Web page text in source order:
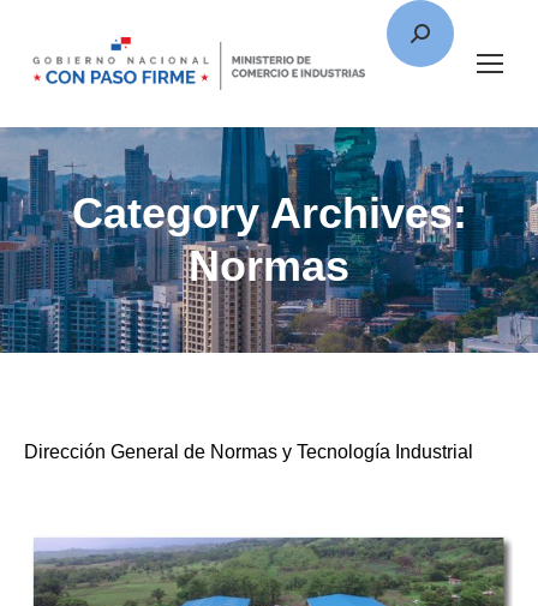
Category Archives:
Normas
Dirección General de Normas y Tecnología Industrial